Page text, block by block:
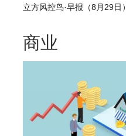
立方风控鸟·早报（8月29日）
商业